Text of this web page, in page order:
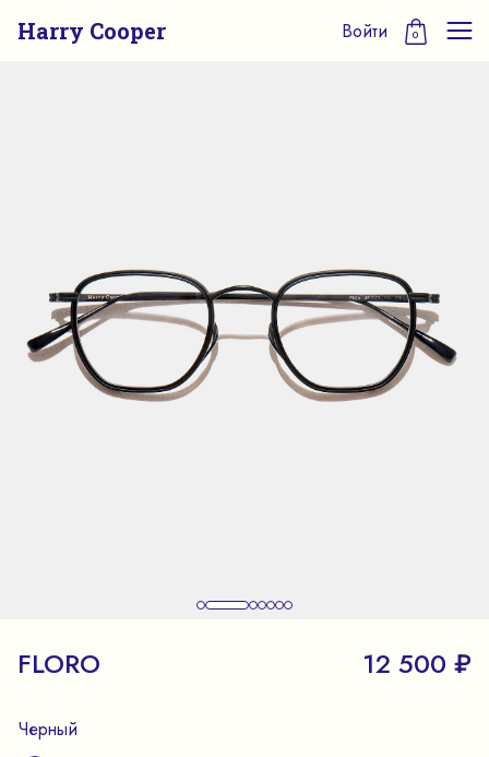
Harry Cooper Войти 0
FLORO 12 500 ₽
Черный